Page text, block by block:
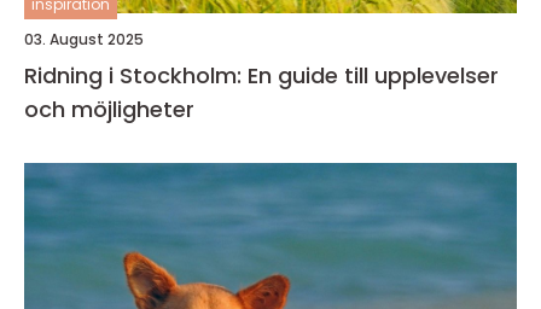
inspiration
03. August 2025
Ridning i Stockholm: En guide till upplevelser
och möjligheter